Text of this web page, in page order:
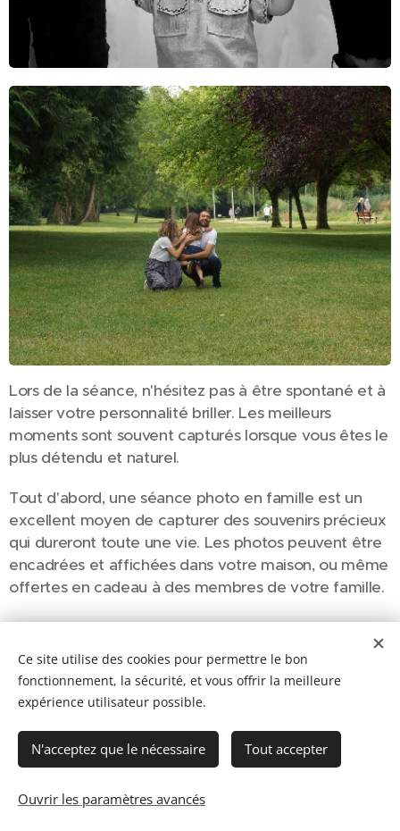
Lors de la séance, n'hésitez pas à être spontané et à
laisser votre personnalité briller. Les meilleurs
moments sont souvent capturés lorsque vous êtes le
plus détendu et naturel.
Tout d'abord, une séance photo en famille est un
excellent moyen de capturer des souvenirs précieux
qui dureront toute une vie. Les photos peuvent être
encadrées et affichées dans votre maison, ou même
offertes en cadeau à des membres de votre famille.
Ce site utilise des cookies pour permettre le bon
fonctionnement, la sécurité, et vous offrir la meilleure
expérience utilisateur possible.
N'acceptez que le nécessaire Tout accepter
Ouvrir les paramètres avancés